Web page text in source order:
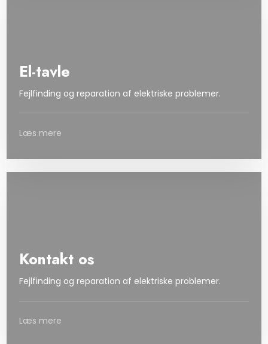
El-tavle
​Fejlfinding og reparation af elektriske problemer.
Læs mere
Kontakt os
​Fejlfinding og reparation af elektriske problemer.
Læs mere